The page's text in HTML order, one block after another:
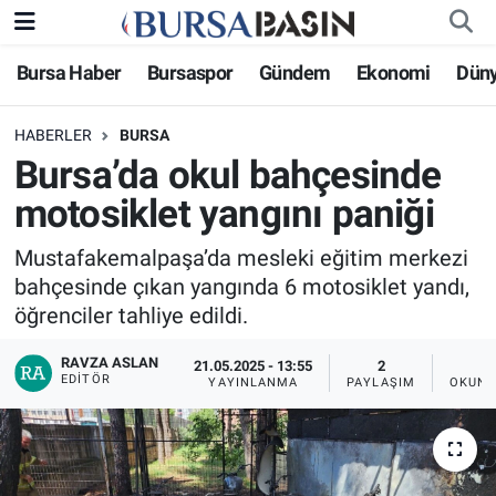
Bursa Haber Bursaspor Gündem Ekonomi
HABERLER BURSA
Bursa’da okul bahçesinde
motosiklet yangını paniği
Mustafakemalpaşa’da mesleki eğitim merkezi
bahçesinde çıkan yangında 6 motosiklet yandı,
öğrenciler tahliye edildi.
RAVZA ASLAN
EDITÖR
21.05.2025 - 13:55
YAYINLANMA
2
PAYLAŞIM
Bursa Haber
Genel
Politika
Bilim, Teknoloji
KÜLTÜR-SANAT
Yerel
Bursaspor
Gündem
Bursa Nöbetçi Eczaneler
Bursa Hava Durumu
Bursa Namaz Vakitleri
Bursa Trafik Yoğunluk Haritası
Süper Lig Puan Durumu ve Fikstür
Tüm Manşetler
Son Dakika Haberleri
Haber Arşivi